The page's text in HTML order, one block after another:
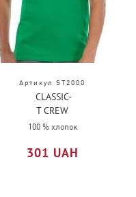
Артикул ST2000
CLASSIC-
T CREW
NECK
100 % хлопок
301 UAH